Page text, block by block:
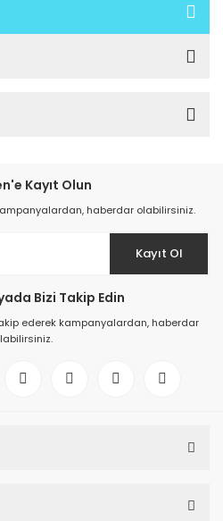
Kayıt Olun
haberdar olabilirsiniz.
Kayıt Ol
Bizi Takip Edin
ederek kampanyalardan, haberdar